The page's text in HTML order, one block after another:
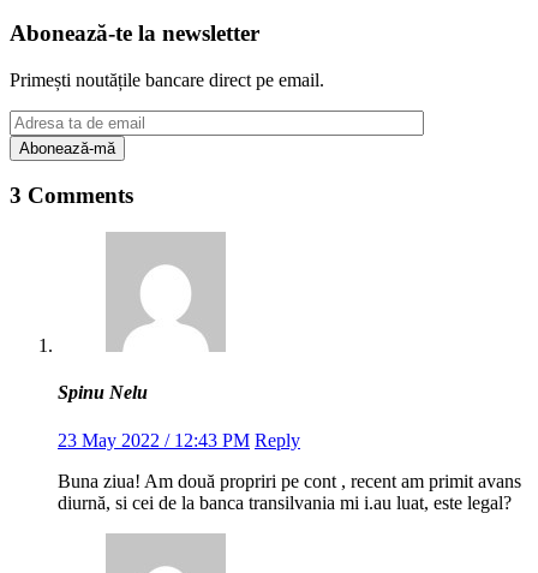
Abonează-te la newsletter
Primești noutățile bancare direct pe email.
3 Comments
Spinu Nelu
23 May 2022 / 12:43 PM Reply
Buna ziua! Am două propriri pe cont , recent am primit avans
diurnă, si cei de la banca transilvania mi i.au luat, este legal?